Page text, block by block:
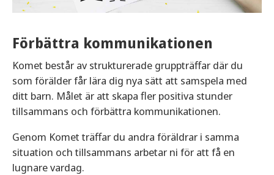
Förbättra kommunikationen
Komet består av strukturerade gruppträffar där du
som förälder får lära dig nya sätt att samspela med
ditt barn. Målet är att skapa fler positiva stunder
tillsammans och förbättra kommunikationen.
Genom Komet träffar du andra föräldrar i samma
situation och tillsammans arbetar ni för att få en
lugnare vardag.